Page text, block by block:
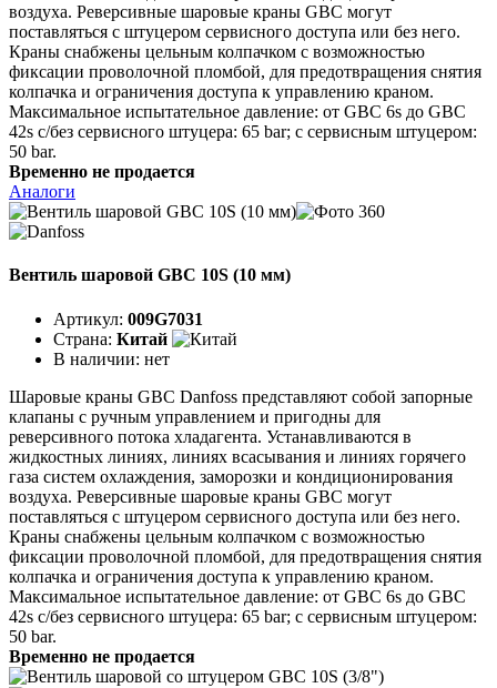
воздуха. Реверсивные шаровые краны GBC могут
поставляться с штуцером сервисного доступа или без него.
Краны снабжены цельным колпачком с возможностью
фиксации проволочной пломбой, для предотвращения снятия
колпачка и ограничения доступа к управлению краном.
Максимальное испытательное давление: от GBC 6s до GBC
42s с/без сервисного штуцера: 65 bar; с сервисным штуцером:
50 bar.
Временно не продается
Аналоги
Вентиль шаровой GBC 10S (10 мм)
Артикул: 009G7031
Страна: Китай
В наличии: нет
Шаровые краны GBC Danfoss представляют собой запорные
клапаны с ручным управлением и пригодны для
реверсивного потока хладагента. Устанавливаются в
жидкостных линиях, линиях всасывания и линиях горячего
газа систем охлаждения, заморозки и кондиционирования
воздуха. Реверсивные шаровые краны GBC могут
поставляться с штуцером сервисного доступа или без него.
Краны снабжены цельным колпачком с возможностью
фиксации проволочной пломбой, для предотвращения снятия
колпачка и ограничения доступа к управлению краном.
Максимальное испытательное давление: от GBC 6s до GBC
42s с/без сервисного штуцера: 65 bar; с сервисным штуцером:
50 bar.
Временно не продается